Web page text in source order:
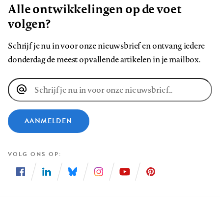
Alle ontwikkelingen op de voet
volgen?
Schrijf je nu in voor onze nieuwsbrief en ontvang iedere
donderdag de meest opvallende artikelen in je mailbox.
E-
mailadres
AANMELDEN
VOLG ONS OP
ons
ons
ons
ons
ons
ons